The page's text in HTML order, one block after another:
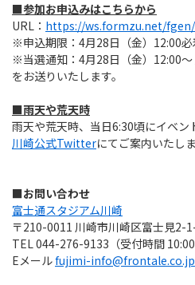
■参加お申込みはこちらから
URL： https://ws.formzu.net/fgen/
※申込期限：4月28日（金）12:00必
※当選通知：4月28日（金）12:00
をお送りいたします。
■雨天や荒天時
雨天や荒天時、当日6:30頃にイベン
川崎公式Twitterにてご案内いたし
■お問い合わせ
富士通スタジアム川崎
〒210-0011 川崎市川崎区富士見2-
TEL 044-276-9133（受付時間 10:00
Eメールfujimi-info@frontale.co.jp